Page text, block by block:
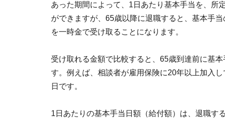
あった期間によって、1日あたり基本手当を、所
ができますが、65歳以降に退職すると、基本手
を一時金で受け取ることになります。
受け取れる金額で比較すると、65歳到達前に基
す。例えば、相談者が雇用保険に20年以上加入
日です。
1日あたりの基本手当日額（給付額）は、退職す